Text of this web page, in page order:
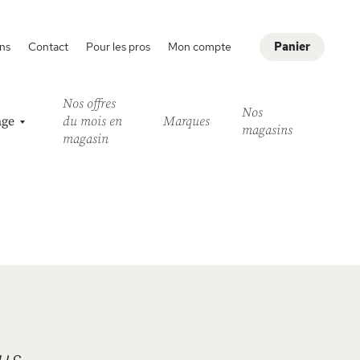
Panier
Contact Pour les pros Mon compte
Nos offres
du mois en
magasin
Marques
Nos
magasins